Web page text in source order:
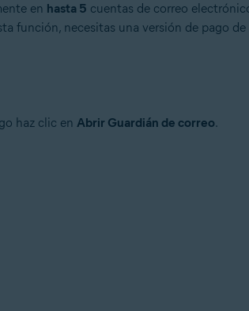
en hasta 5 cuentas de correo
función, necesitas una versión de pago de
haz clic en Abrir Guardián de correo.